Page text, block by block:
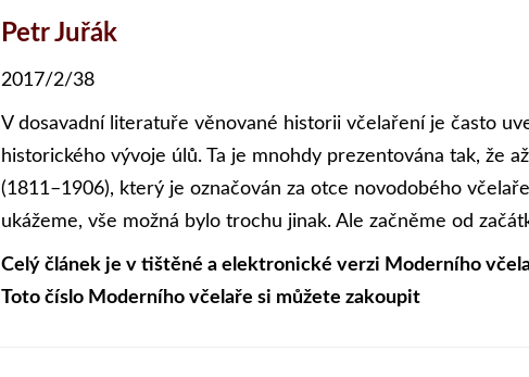
Petr Juřák
2017/2/38
V dosavadní literatuře věnované historii včelaření je často
historického vývoje úlů. Ta je mnohdy prezentována tak, že
(1811–1906), který je označován za otce novodobého
ukážeme, vše možná bylo trochu jinak. Ale začněme od
Celý článek je v tištěné a elektronické verzi Moderního
Toto číslo Moderního včelaře si můžete zakoupit